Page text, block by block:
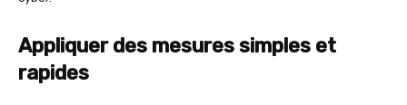
Appliquer des mesures simples et
rapides